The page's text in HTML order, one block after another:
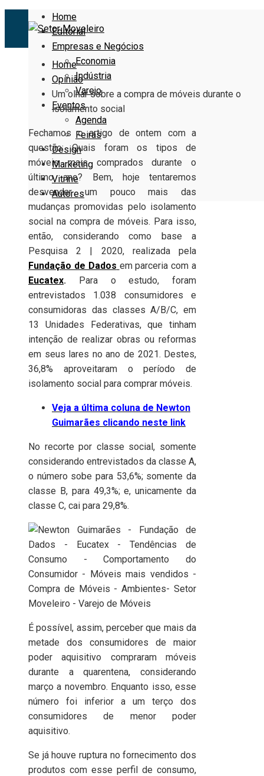
Home
Editorial
Empresas e Negócios
Economia
Indústria
Varejo
Eventos
Agenda
Feiras
Design
Marketing
Vitrine
Autores
Home
Opinião
Um olhar sobre a compra de móveis durante o
isolamento social
Fechamos o artigo de ontem com a
questão: Quais foram os tipos de
móveis mais comprados durante o
último ano? Bem, hoje tentaremos
desvendar um pouco mais das
mudanças promovidas pelo isolamento
social na compra de móveis. Para isso,
então, considerando como base a
Pesquisa 2 | 2020, realizada pela
Fundação de Dados em parceria com a
Eucatex. Para o estudo, foram
entrevistados 1.038 consumidores e
consumidoras das classes A/B/C, em
13 Unidades Federativas, que tinham
intenção de realizar obras ou reformas
em seus lares no ano de 2021. Destes,
36,8% aproveitaram o período de
isolamento social para comprar móveis.
Veja a última coluna de Newton
Guimarães clicando neste link
No recorte por classe social, somente
considerando entrevistados da classe A,
o número sobe para 53,6%; somente da
classe B, para 49,3%; e, unicamente da
classe C, cai para 29,8%.
É possível, assim, perceber que mais da
metade dos consumidores de maior
poder aquisitivo compraram móveis
durante a quarentena, considerando
março a novembro. Enquanto isso, esse
número foi inferior a um terço dos
consumidores de menor poder
aquisitivo.
Se já houve ruptura no fornecimento dos
produtos com esse perfil de consumo,